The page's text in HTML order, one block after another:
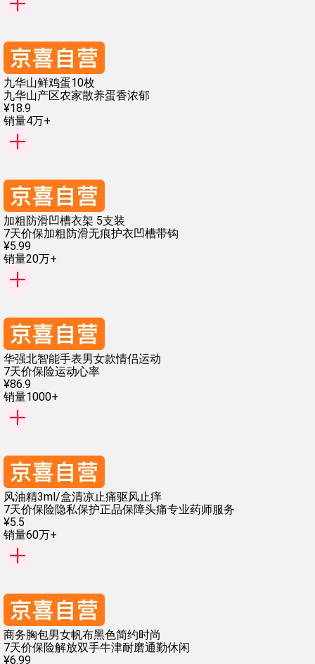
九华山鲜鸡蛋10枚
九华山产区农家散养蛋香浓郁
¥18.9
销量4万+
加粗防滑凹槽衣架 5支装
7天价保加粗防滑无痕护衣凹槽带钩
¥5.99
销量20万+
华强北智能手表男女款情侣运动
7天价保险运动心率
¥86.9
销量1000+
风油精3ml/盒清凉止痛驱风止痒
7天价保险隐私保护正品保障头痛专业药师服务
¥5.5
销量60万+
商务胸包男女帆布黑色简约时尚
7天价保险解放双手牛津耐磨通勤休闲
¥6.99